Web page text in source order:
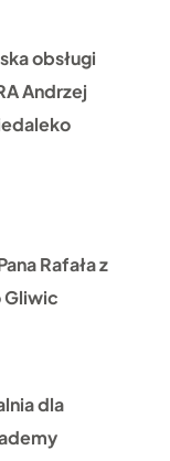
obsługi
Andrzej
Rafała z
Gliwic
dla